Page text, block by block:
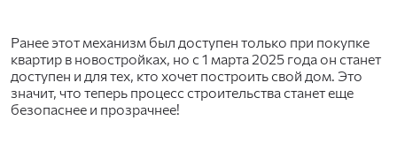
Ранее этот механизм был доступен только при покупке
квартир в новостройках, но с 1 марта 2025 года он станет
доступен и для тех, кто хочет построить свой дом. Это
значит, что теперь процесс строительства станет еще
безопаснее и прозрачнее!